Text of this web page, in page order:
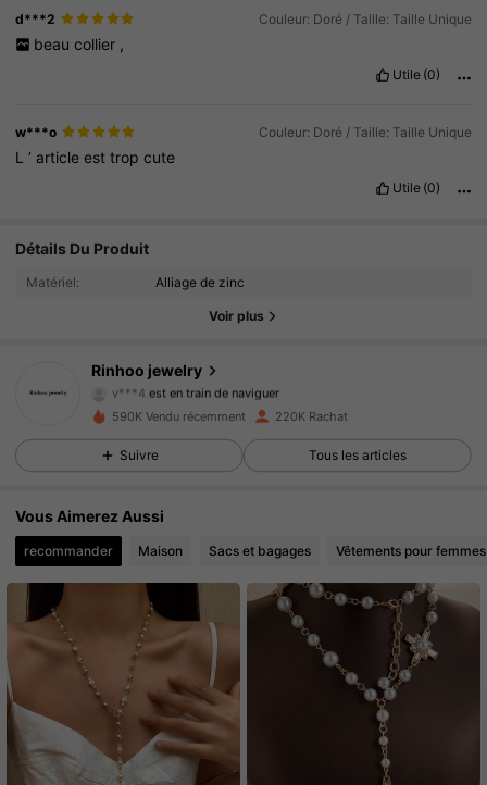
d***2 Couleur: Doré / Taille: Taille Unique
beau collier ,
Utile (0)
w***o Couleur: Doré / Taille: Taille Unique
L’ articleesttropcute
Utile (0)
Détails Du Produit
Matériel: Alliage de zinc
Voir plus
Rinhoo jewelry
23K Suiveurs
v***4 est en train de naviguer
4.92
23K Suiveurs
4.92 23K Suiveurs
4.92 23K Suiveurs
4.92
23K Suiveurs
4.92 23K Suiveurs
4.92 23K Suiveurs
4.92 23K Suiveurs
590K Vendu récemment 220K Rachat
Suivre Tous les articles
Vous Aimerez Aussi
recommander Maison Sacs et bagages Vêtements pour femmes